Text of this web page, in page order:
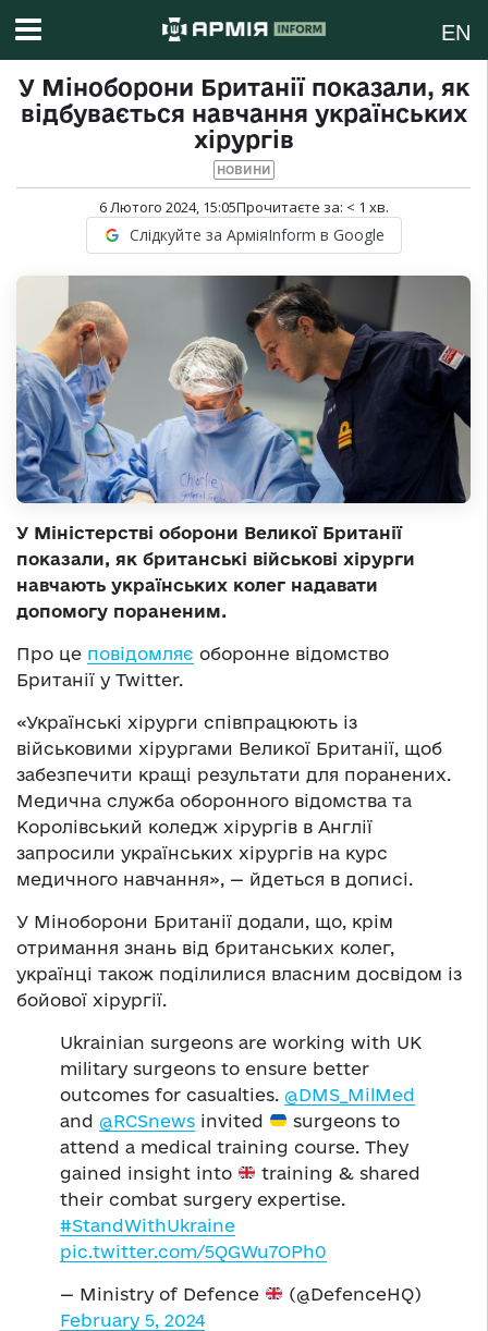
EN
У Міноборони Британії показали, як
відбувається навчання українських
хірургів
НОВИНИ
6 Лютого 2024, 15:05Прочитаєте за: < 1 хв.
Слідкуйте за АрміяInform в Google
У Міністерстві оборони Великої Британії
показали, як британські військові хірурги
навчають українських колег надавати
допомогу пораненим.
Про це повідомляє оборонне відомство
Британії у Twitter.
«Українські хірурги співпрацюють із
військовими хірургами Великої Британії, щоб
забезпечити кращі результати для поранених.
Медична служба оборонного відомства та
Королівський коледж хірургів в Англії
запросили українських хірургів на курс
медичного навчання», — йдеться в дописі.
У Міноборони Британії додали, що, крім
отримання знань від британських колег,
українці також поділилися власним досвідом із
бойової хірургії.
Ukrainian surgeons are working with UK
military surgeons to ensure better
outcomes for casualties. @DMS_MilMed
and @RCSnews invited
surgeons to
attend a medical training course. They
gained insight into
training & shared
their combat surgery expertise.
#StandWithUkraine
pic.twitter.com/5QGWu7OPh0
— Ministry of Defence
(@DefenceHQ)
February 5, 2024